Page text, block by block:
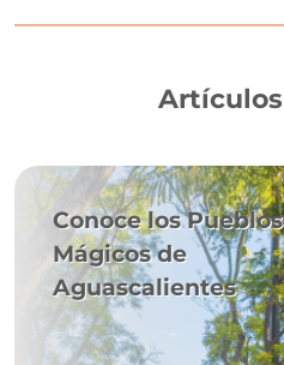
Artículos
Conoce los Pueblos
Mágicos de
Aguascalientes